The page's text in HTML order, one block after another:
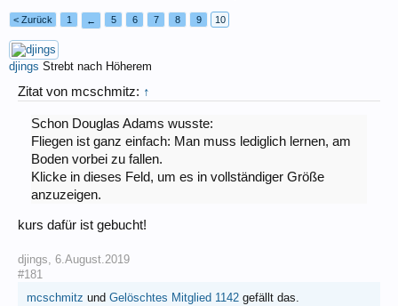
< Zurück 1 ← 5 6 7 8 9 10
djings Strebt nach Höherem
Zitat von mcschmitz: ↑
Schon Douglas Adams wusste:
Fliegen ist ganz einfach: Man muss lediglich lernen, am
Boden vorbei zu fallen.
Klicke in dieses Feld, um es in vollständiger Größe
anzuzeigen.
kurs dafür ist gebucht!
djings, 6.August.2019
#181
mcschmitz und Gelöschtes Mitglied 1142 gefällt das.